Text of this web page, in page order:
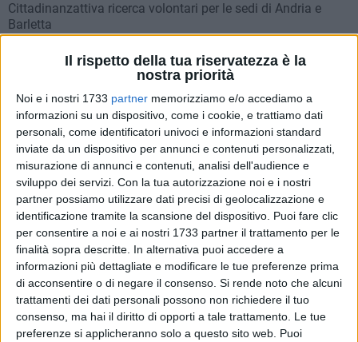
Il rispetto della tua riservatezza è la
nostra priorità
Noi e i nostri 1733 partner memorizziamo e/o accediamo a
informazioni su un dispositivo, come i cookie, e trattiamo dati
personali, come identificatori univoci e informazioni standard
inviate da un dispositivo per annunci e contenuti personalizzati,
misurazione di annunci e contenuti, analisi dell'audience e
sviluppo dei servizi. Con la tua autorizzazione noi e i nostri
partner possiamo utilizzare dati precisi di geolocalizzazione e
identificazione tramite la scansione del dispositivo. Puoi fare clic
per consentire a noi e ai nostri 1733 partner il trattamento per le
finalità sopra descritte. In alternativa puoi accedere a
informazioni più dettagliate e modificare le tue preferenze prima
di acconsentire o di negare il consenso. Si rende noto che alcuni
trattamenti dei dati personali possono non richiedere il tuo
consenso, ma hai il diritto di opporti a tale trattamento. Le tue
preferenze si applicheranno solo a questo sito web. Puoi
Cittadinanzattiva ricerca volontari per le sedi di Andria e
Barletta
"Ruggito del Coniglio" e "Green Award 2011",
Barletta si fa in 2
BARLETTA - 23 GIUGNO 2011
Chi vince e chi perde nel Maffei bis
BARLETTA - 23 GIUGNO 2011
Prima prova degli esami di maturità, da Barletta le voci dei
nostri studenti
BARLETTA - 23 GIUGNO 2011
Assemblea dell'ordine degli architetti della Bat
BARLETTA - 22 GIUGNO 2011
Arrivato il gran giorno, ecco la nuova giunta a
Barletta